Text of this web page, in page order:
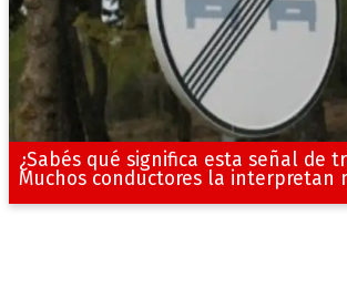
¿Sabés qué significa esta señal de
Muchos conductores la interpretan